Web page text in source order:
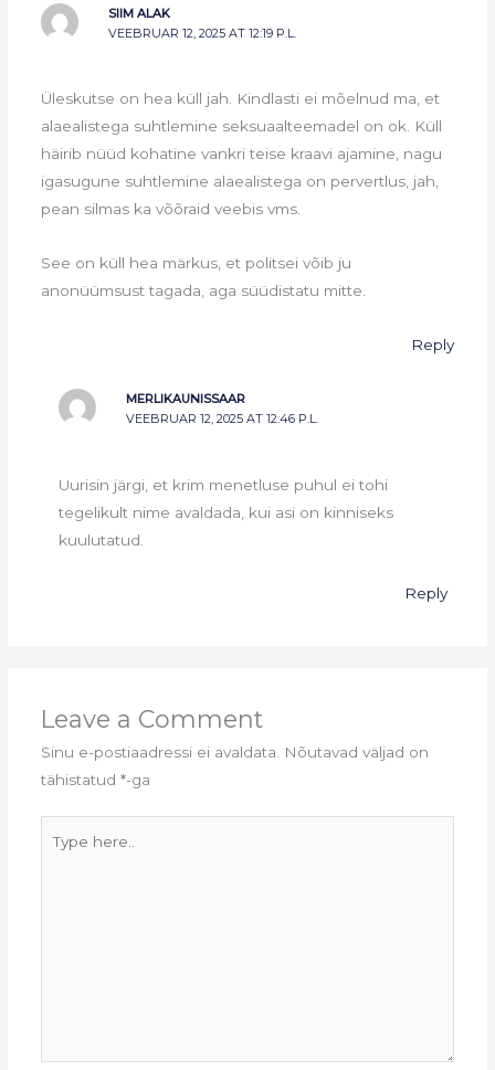
SIIM ALAK
VEEBRUAR 12, 2025 AT 12:19 P.L.
Üleskutse on hea küll jah. Kindlasti ei mõelnud ma, et
alaealistega suhtlemine seksuaalteemadel on ok. Küll
häirib nüüd kohatine vankri teise kraavi ajamine, nagu
igasugune suhtlemine alaealistega on pervertlus, jah,
pean silmas ka võõraid veebis vms.
See on küll hea märkus, et politsei võib ju
anonüümsust tagada, aga süüdistatu mitte.
Reply
MERLIKAUNISSAAR
VEEBRUAR 12, 2025 AT 12:46 P.L.
Uurisin järgi, et krim menetluse puhul ei tohi
tegelikult nime avaldada, kui asi on kinniseks
kuulutatud.
Reply
Leave a Comment
Sinu e-postiaadressi ei avaldata.
Nõutavad väljad on
tähistatud *-ga
here..